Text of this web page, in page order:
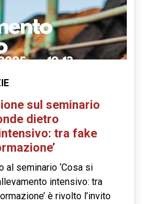
sul seminario
dietro
tra fake
al seminario ‘Cosa si
intensivo: tra
è rivolto l’invito